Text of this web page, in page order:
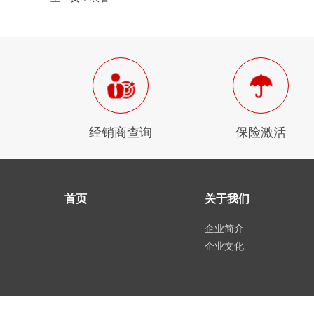
经销商查询 保险激活
首页 关于我们
企业简介
企业文化